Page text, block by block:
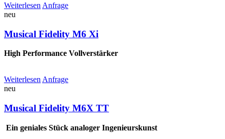
Weiterlesen Anfrage
neu
Musical Fidelity M6 Xi
High Performance Vollverstärker
WeiterlesenAnfrage
neu
Musical Fidelity M6X TT
Ein geniales Stück analoger Ingenieurskunst